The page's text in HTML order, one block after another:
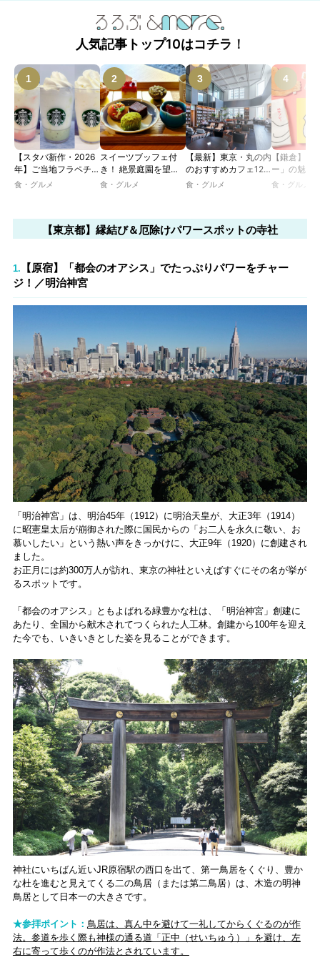
人気記事トップ10はコチラ！
【スタバ新作・2026
年】ご当地フラペチー
ノが新登場！ 地域と
JIMOTO
PROGRAM」が青
森・群馬・沖縄で始
食レポート
食・グルメ
スイーツブッフェ付
き！ 絶景庭園を望む
ホテルレストランで味
ツトレンドVol.105】
食・グルメ
【最新】東京・丸の内
のおすすめカフェ12
選｜ひとりでゆったり
るカフェ、優雅なホテ
ルラウンジまで！
食・グルメ
【鎌倉】「
ー」の魅力
説！ 定番商
食・グルメ
【東京都】縁結び＆厄除けパワースポットの寺社
1.
【原宿】「都会のオアシス」でたっぷりパワーをチャー
ジ！／明治神宮
「明治神宮」は、明治45年（1912）に明治天皇が、大正3年（1914）
に昭憲皇太后が崩御された際に国民からの「お二人を永久に敬い、お
慕いしたい」という熱い声をきっかけに、大正9年（1920）に創建され
ました。
お正月には約300万人が訪れ、東京の神社といえばすぐにその名が挙が
るスポットです。
「都会のオアシス」ともよばれる緑豊かな杜は、「明治神宮」創建に
あたり、全国から献木されてつくられた人工林。創建から100年を迎え
た今でも、いきいきとした姿を見ることができます。
神社にいちばん近いJR原宿駅の西口を出て、第一鳥居をくぐり、豊か
な杜を進むと見えてくる二の鳥居（または第二鳥居）は、木造の明神
鳥居として日本一の大きさです。
★参拝ポイント： 鳥居は、真ん中を避けて一礼してからくぐるのが作
法。参道を歩く際も神様の通る道「正中（せいちゅう）」を避け、左
右に寄って歩くのが作法とされています。